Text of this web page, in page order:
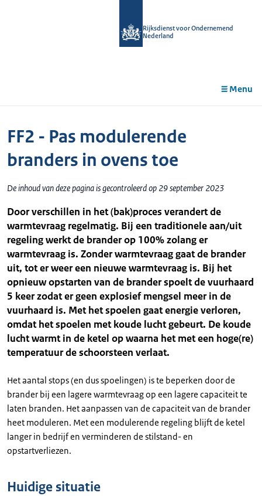
Rijksdienst voor Ondernemend
Nederland
Menu
FF2 - Pas modulerende
branders in ovens toe
De inhoud van deze pagina is gecontroleerd op 29 september 2023
Door verschillen in het (bak)proces verandert de
warmtevraag regelmatig. Bij een traditionele aan/uit
regeling werkt de brander op 100% zolang er
warmtevraag is. Zonder warmtevraag gaat de brander
uit, tot er weer een nieuwe warmtevraag is. Bij het
opnieuw opstarten van de brander spoelt de vuurhaard
5 keer zodat er geen explosief mengsel meer in de
vuurhaard is. Met het spoelen gaat energie verloren,
omdat het spoelen met koude lucht gebeurt. De koude
lucht warmt in de ketel op waarna het met een hoge(re)
temperatuur de schoorsteen verlaat.
Het aantal stops (en dus spoelingen) is te beperken door de
brander bij een lagere warmtevraag op een lagere capaciteit te
laten branden. Het aanpassen van de capaciteit van de brander
heet moduleren. Met een modulerende regeling blijft de ketel
langer in bedrijf en verminderen de stilstand- en
opstartverliezen.
Huidige situatie